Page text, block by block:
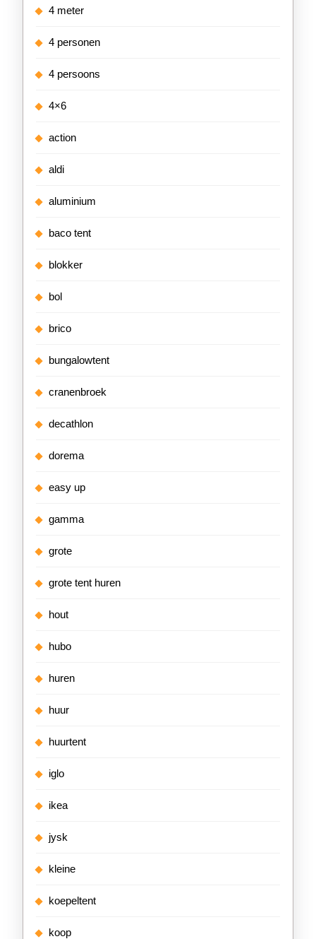
4 meter
4 personen
4 persoons
4×6
action
aldi
aluminium
baco tent
blokker
bol
brico
bungalowtent
cranenbroek
decathlon
dorema
easy up
gamma
grote
grote tent huren
hout
hubo
huren
huur
huurtent
iglo
ikea
jysk
kleine
koepeltent
koop